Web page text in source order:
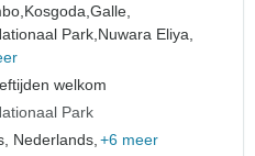
Kosgoda,Galle,
Park, Nuwara Eliya,
welkom
Park
Nederlands, +6 meer